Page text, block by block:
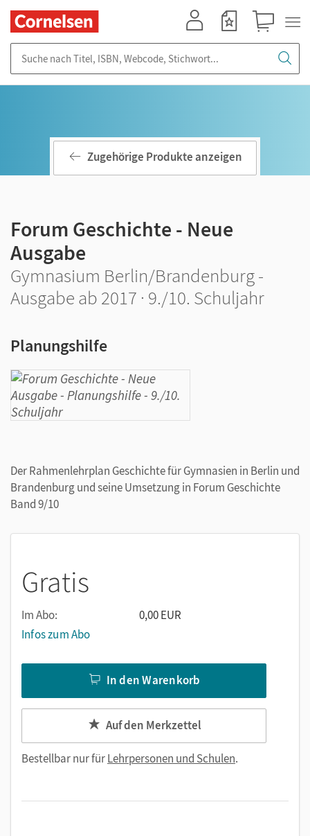
Zugehörige Produkte anzeigen
Forum Geschichte - Neue
Ausgabe
Gymnasium Berlin/Brandenburg -
Ausgabe ab 2017 · 9./10. Schuljahr
Planungshilfe
Der Rahmenlehrplan Geschichte für Gymnasien in Berlin und
Brandenburg und seine Umsetzung in Forum Geschichte
Band 9/10
Gratis
Im Abo:
0,00 EUR
Infos zum Abo
In den Warenkorb
Auf den Merkzettel
Bestellbar nur fürLehrpersonen und Schulen.